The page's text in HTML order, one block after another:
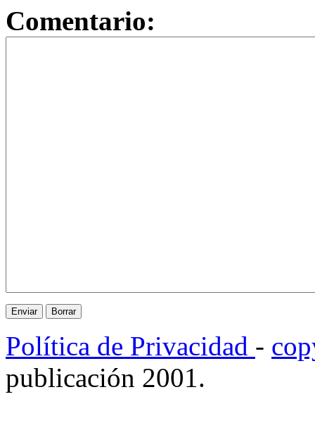
Comentario:
Política de Privacidad -
publicación 2001.